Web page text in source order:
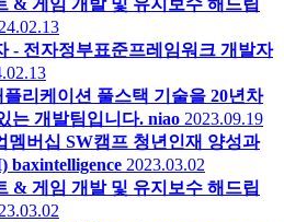
- 전자정부표준프레임워크 개발자
플리케이션 풀스택 기술을 20년차
는 개발팀입니다. niao 2023.09.19
멤버십 SW캠프 청년인재 양성과
baxintelligence 2023.03.02
& 게임 개발 및 유지보수 해드립